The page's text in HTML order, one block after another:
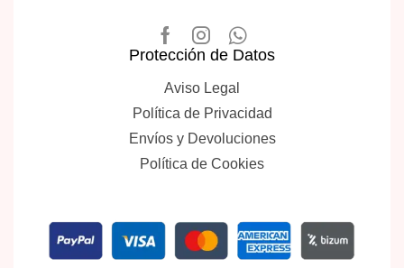
Protección de Datos
Aviso Legal
Política de Privacidad
Envíos y Devoluciones
Política de Cookies